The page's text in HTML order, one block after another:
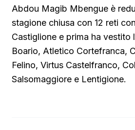
Abdou Magib Mbengue è
stagione chiusa con 12 reti
Castiglione e prima ha vestito
Boario, Atletico Cortefranca,
Felino, Virtus Castelfranco,
Salsomaggiore e Lentigione.